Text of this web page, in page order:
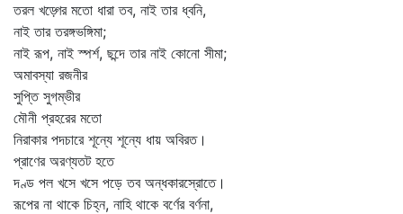
তরল খড়্গের মতো ধারা তব, নাই তার ধ্বনি,
নাই তার তরঙ্গভঙ্গিমা;
নাই রূপ, নাই স্পর্শ, ছন্দে তার নাই কোনো সীমা;
অমাবস্যা রজনীর
সুপ্তি সুগম্ভীর
মৌনী প্রহরের মতো
নিরাকার পদচারে শূন্যে শূন্যে ধায় অবিরত।
প্রাণের অরণ্যতট হতে
দণ্ড পল খসে খসে পড়ে তব অন্ধকারস্রোতে।
রূপের না থাকে চিহ্ন, নাহি থাকে বর্ণের বর্ণনা,